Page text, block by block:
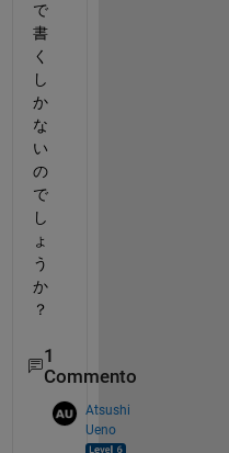
で
書
く
し
か
な
い
の
で
し
ょ
う
か
？
1
Commento
Atsushi
Ueno